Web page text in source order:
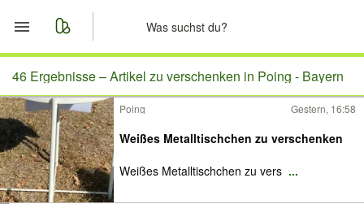
Start
Merkliste
Nachrichten
Anzeige aufgeben
46 Ergebnisse –Artikel zu verschenken in Poing - Bayern
Poing Gestern, 16:58
Weißes Metalltischchen zu verschenken
Weißes Metalltischchen zu vers ...